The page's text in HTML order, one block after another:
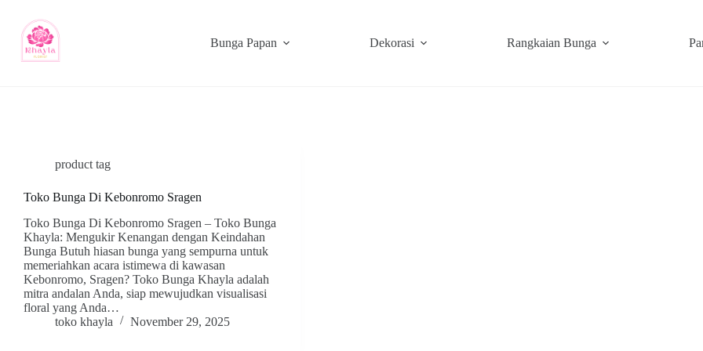
Bunga Papan Dekorasi Rangkaian Bunga
product tag
Toko Bunga Di Kebonromo Sragen
Toko Bunga Di Kebonromo Sragen – Toko Bunga
Khayla: Mengukir Kenangan dengan Keindahan
Bunga Butuh hiasan bunga yang sempurna untuk
memeriahkan acara istimewa di kawasan
Kebonromo, Sragen? Toko Bunga Khayla adalah
mitra andalan Anda, siap mewujudkan visualisasi
floral yang Anda…
toko khayla
November 29, 2025